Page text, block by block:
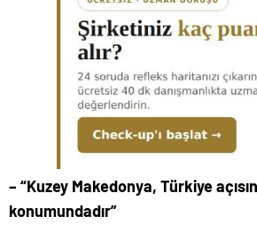
– “Kuzey Makedonya, Türkiye
konumundadır”